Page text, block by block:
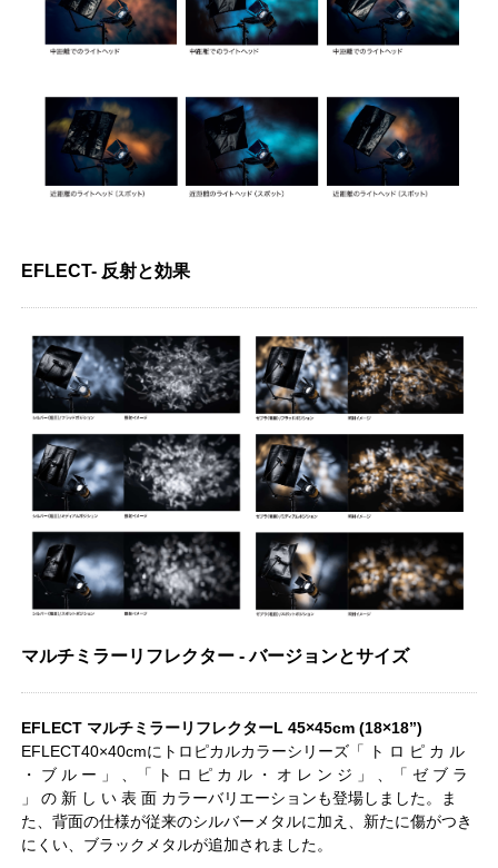
EFLECT- 反射と効果
マルチミラーリフレクター - バージョンとサイズ
EFLECT マルチミラーリフレクターL 45×45cm (18×18”)
EFLECT40×40cmにトロピカルカラーシリーズ「 ト ロ ピ カ ル
・ ブ ル ー 」 、「 ト ロ ピ カ ル ・ オ レ ン ジ 」 、「 ゼ ブ ラ
」 の 新 し い 表 面 カラーバリエーションも登場しました。ま
た、背面の仕様が従来のシルバーメタルに加え、新たに傷がつき
にくい、ブラックメタルが追加されました。